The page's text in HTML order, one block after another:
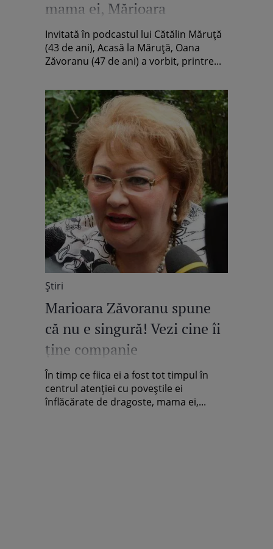
mama ei, Mărioara
Zăvoranu
Invitată în podcastul lui Cătălin Măruță
(43 de ani), Acasă la Măruță, Oana
Zăvoranu (47 de ani) a vorbit, printre...
Știri
Marioara Zăvoranu spune
că nu e singură! Vezi cine îi
ţine companie
În timp ce fiica ei a fost tot timpul în
centrul atenţiei cu poveştile ei
înflăcărate de dragoste, mama ei,...